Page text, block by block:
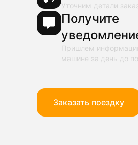
Уточним детали
Получите
Пришлем
машине за день до
Заказать поездку